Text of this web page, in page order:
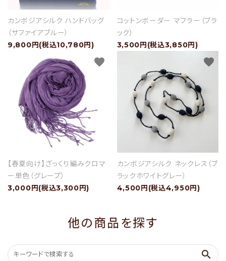
カンボジアシルク ハンドバッグ
（サファイアブルー）
9,800円(税込10,780円)
コットンボーダー マフラー（ブラ
ック）
3,500円(税込3,850円)
【春夏向け】ざっくり編みクロマ
ー単色（グレープ）
3,000円(税込3,300円)
favorite
カンボジアシルク ネックレス（ブ
ラックホワイトグレー）
4,500円(税込4,950円)
favorite
他の商品を探す
search